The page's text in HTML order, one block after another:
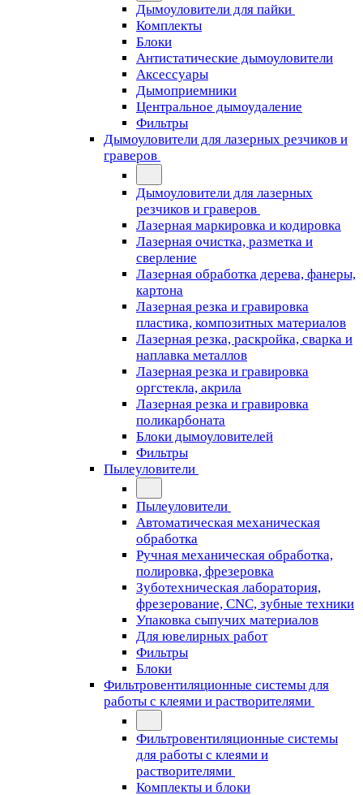
Дымоуловители для пайки
Комплекты
Блоки
Антистатические дымоуловители
Аксессуары
Дымоприемники
Центральное дымоудаление
Фильтры
Дымоуловители для лазерных резчиков и
граверов
Дымоуловители для лазерных
резчиков и граверов
Лазерная маркировка и кодировка
Лазерная очистка, разметка и
сверление
Лазерная обработка дерева, фанеры,
картона
Лазерная резка и гравировка
пластика, композитных материалов
Лазерная резка, раскройка, сварка и
наплавка металлов
Лазерная резка и гравировка
оргстекла, акрила
Лазерная резка и гравировка
поликарбоната
Блоки дымоуловителей
Фильтры
Пылеуловители
Пылеуловители
Автоматическая механическая
обработка
Ручная механическая обработка,
полировка, фрезеровка
Зуботехническая лаборатория,
фрезерование, CNC, зубные техники
Упаковка сыпучих материалов
Для ювелирных работ
Фильтры
Блоки
Фильтровентиляционные системы для
работы с клеями и растворителями
Фильтровентиляционные системы
для работы с клеями и
растворителями
Комплекты и блоки